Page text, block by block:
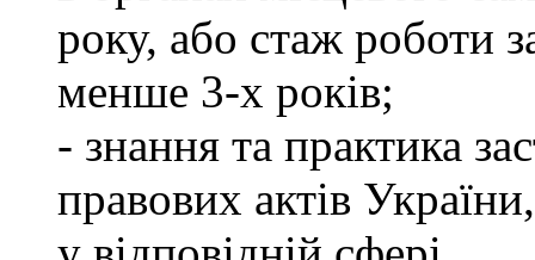
року, або стаж роботи
менше 3-х років;
- знання та практика
правових актів